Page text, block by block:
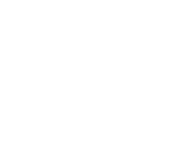
где главной новостью всегда
честно спросить: «Хочу ли я
неуверенная, но настоящая
стандарт ожиданий и миллион
задайте себе вопросы. Просто
убеждения уже отжили своё и
сердца. Можно решиться
одиночку, а с миллионами
остаётся за вами. … Может быть,
пора ли мне на самом деле